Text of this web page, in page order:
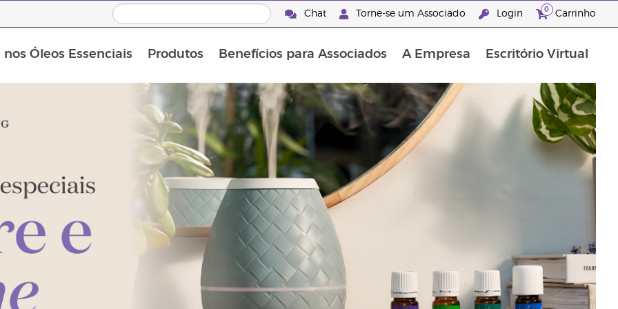
Chat Torne-se um Associado Login 0 Carrinho
nos Óleos Essenciais Produtos Benefícios para Associados A Empresa Escritório Virtual
"